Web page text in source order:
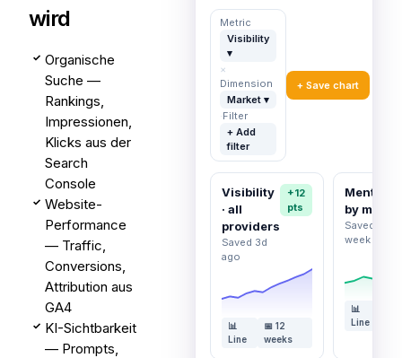
wird
✓ Organische
Suche —
Rankings,
Impressionen,
Klicks aus der
Search
Console
✓ Website-
Performance
— Traffic,
Conversions,
Attribution aus
GA4
✓ KI-Sichtbarkeit
— Prompts,
Metric
Visibility
▾
×
Dimension
Market ▾
·Filter
+ Add
filter
+ Save chart
Visibility
· all
providers
Saved 3d
ago
+12
pts
📊
Line
📅 12
weeks
Mentions
by
Saved last
week
📊
Line